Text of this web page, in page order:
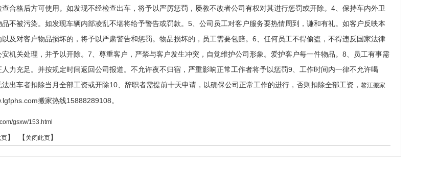
合格后方可使用。如发现不经检查出车，将予以严厉惩罚，屡教不改者公司有权对其进行惩罚或开除。4、保持车内外卫
不被污染。如发现车辆内部凌乱不堪将给予警告或罚款。5、公司员工对客户服务要热情周到，谦和有礼。如客户反映本
及对客户物品损坏的，将予以严肃警告和惩罚。物品损坏的，员工需要包赔。6、任何员工不得偷盗，不得违反国家法律
机关处理，并予以开除。7、尊重客户，严禁与客户发生冲突，自觉维护公司形象。爱护客户每一件物品。8、员工有事需
力充足。并按规定时间返回公司报道。不允许夜不归宿，严重影响正常工作者将予以惩罚9、工作时间内一律不允许喝
出车者扣除当月全部工资或开除10、辞职者需提前十天申请，以确保公司正常工作的进行，否则扣除全部工资， 鳌江搬家
搬家热线15888289108。
gsxw/153.html
】 【 关闭此页】